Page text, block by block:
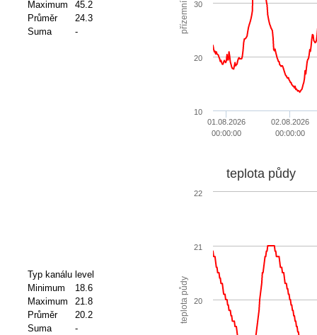
Maximum
45.2
Průměr
24.3
Suma
-
01.08.2026
00:00:00
02.08.2026
00:00:00
10
20
30
Typ kanálu level
Minimum
18.6
Maximum
21.8
Průměr
20.2
Suma
-
teplota půdy
teplota půdy
20
21
22